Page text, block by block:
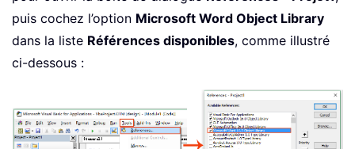
puis cochez l’option Microsoft Word Object Library
dans la liste Références disponibles, comme illustré
ci-dessous :